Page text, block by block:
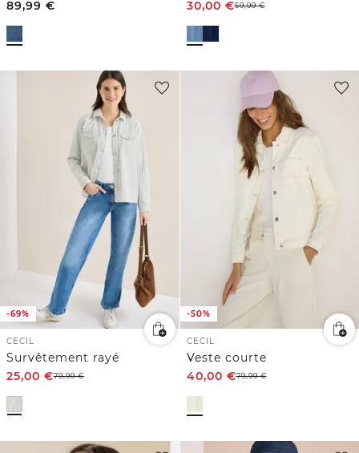
89,99 €
30,00 €59,99€
-69%
CECIL
Survêtement rayé
25,00 €79,99€
-50%
CECIL
Veste courte
40,00 €79,99€